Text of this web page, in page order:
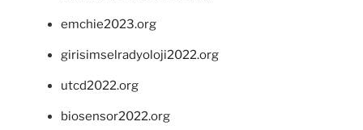
emchie2023.org
girisimselradyoloji2022.org
utcd2022.org
biosensor2022.org